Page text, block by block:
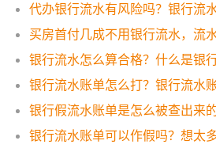
代办银行流水有风险吗？银行流
买房首付几成不用银行流水，流
银行流水怎么算合格？什么是银
银行流水账单怎么打？银行流水
银行假流水账单是怎么被查出来的